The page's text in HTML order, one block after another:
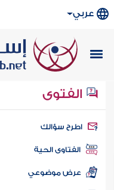
عربي
الفتوى
سؤالك
الفتاوى الحية